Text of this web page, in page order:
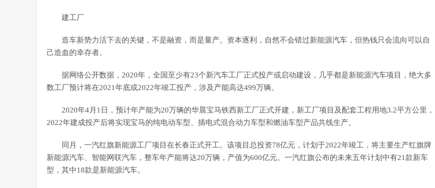
建工厂
造车新势力活下去的关键，不是融资，而是量产。资本逐利，自然不会错过新能源汽车，但热钱只会流向可以自
己造血的幸存者。
据网络公开数据，2020年，全国至少有23个新汽车工厂正式投产或启动建设，几乎都是新能源汽车项目，绝大多
数工厂预计将在2021年底或2022年竣工投产，涉及产能高达499万辆。
2020年4月1日，预计年产能为20万辆的华晨宝马铁西新工厂正式开建，新工厂项目及配套工程用地3.2平方公里，
2022年建成投产后将实现宝马的纯电动车型、插电式混合动力车型和燃油车型产品共线生产。
同月，一汽红旗新能源工厂项目在长春正式开工。该项目总投资78亿元，计划于2022年竣工，将主要生产红旗牌
新能源汽车、智能网联汽车，整车年产能将达20万辆，产值为600亿元。一汽红旗公布的未来五年计划中有21款新车
型，其中18款是新能源汽车。